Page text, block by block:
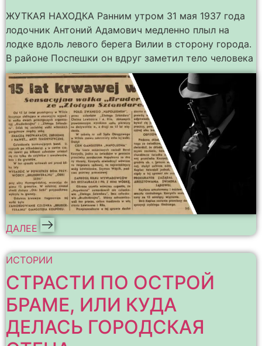
ЖУТКАЯ НАХОДКА Ранним утром 31 мая 1937 года
лодочник Антоний Адамович медленно плыл на
лодке вдоль левого берега Вилии в сторону города.
В районе Поспешки он вдруг заметил тело человека
ДАЛЕЕ
ИСТОРИИ
СТРАСТИ ПО ОСТРОЙ
БРАМЕ, ИЛИ КУДА
ДЕЛАСЬ ГОРОДСКАЯ